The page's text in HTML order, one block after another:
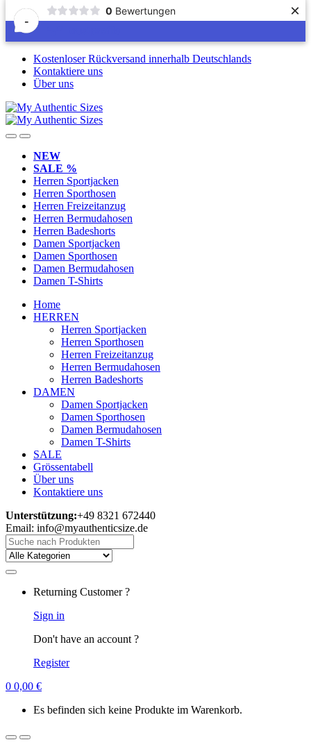
-
0 Bewertungen ×
Skip
navigation
Skip
content
Kostenloser Rückversand innerhalb Deutschlands
Kontaktiere uns
Über uns
NEW
SALE %
Herren Sportjacken
Herren Sporthosen
Herren Freizeitanzug
Herren Bermudahosen
Herren Badeshorts
Damen Sportjacken
Damen Sporthosen
Damen Bermudahosen
Damen T-Shirts
Home
HERREN
Herren Sportjacken
Herren Sporthosen
Herren Freizeitanzug
Herren Bermudahosen
Herren Badeshorts
DAMEN
Damen Sportjacken
Damen Sporthosen
Damen Bermudahosen
Damen T-Shirts
SALE
Grössentabell
Über uns
Kontaktiere uns
Unterstützung:+49 8321 672440
Email: info@myauthenticsize.de
Search
for:
Returning Customer ?
Sign in
Don't have an account ?
Register
0 0,00 €
Es befinden sich keine Produkte im Warenkorb.